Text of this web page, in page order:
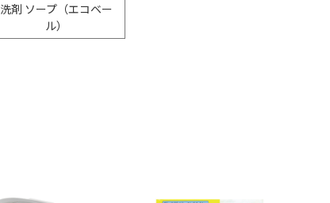
洗剤 ソープ（エコベー
ル）